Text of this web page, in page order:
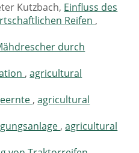
Kutzbach, Einfluss des
Reifen ,
durch
,agricultural
,agricultural
,agricultural